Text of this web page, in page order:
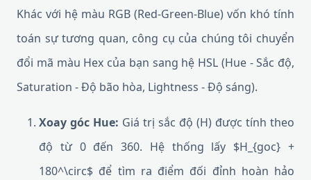
Khác với hệ màu RGB (Red-Green-Blue) vốn khó tính
toán sự tương quan, công cụ của chúng tôi chuyển
đổi mã màu Hex của bạn sang hệ HSL (Hue - Sắc độ,
Saturation - Độ bão hòa, Lightness - Độ sáng).
Xoay góc Hue: Giá trị sắc độ (H) được tính theo
độ từ 0 đến 360. Hệ thống lấy $H_{goc} +
180^\circ$ để tìm ra điểm đối đỉnh hoàn hảo